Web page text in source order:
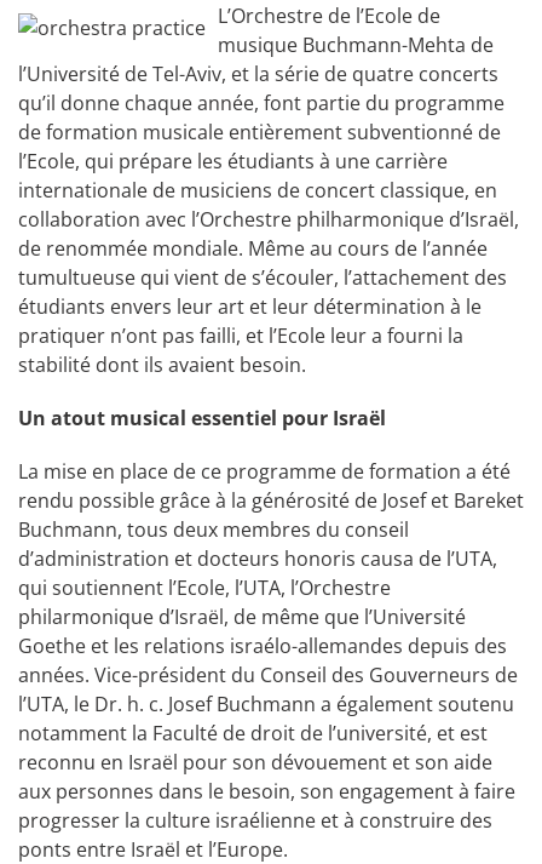
L’Orchestre de l’Ecole de
musique Buchmann-Mehta de
l’Université de Tel-Aviv, et la série de quatre concerts
qu’il donne chaque année, font partie du programme
de formation musicale entièrement subventionné de
l’Ecole, qui prépare les étudiants à une carrière
internationale de musiciens de concert classique, en
collaboration avec l’Orchestre philharmonique d’Israël,
de renommée mondiale. Même au cours de l’année
tumultueuse qui vient de s’écouler, l’attachement des
étudiants envers leur art et leur détermination à le
pratiquer n’ont pas failli, et l’Ecole leur a fourni la
stabilité dont ils avaient besoin.
Un atout musical essentiel pour Israël
La mise en place de ce programme de formation a été
rendu possible grâce à la générosité de Josef et Bareket
Buchmann, tous deux membres du conseil
d’administration et docteurs honoris causa de l’UTA,
qui soutiennent l’Ecole, l’UTA, l’Orchestre
philarmonique d’Israël, de même que l’Université
Goethe et les relations israélo-allemandes depuis des
années. Vice-président du Conseil des Gouverneurs de
l’UTA, le Dr. h. c. Josef Buchmann a également soutenu
notamment la Faculté de droit de l’université, et est
reconnu en Israël pour son dévouement et son aide
aux personnes dans le besoin, son engagement à faire
progresser la culture israélienne et à construire des
ponts entre Israël et l’Europe.